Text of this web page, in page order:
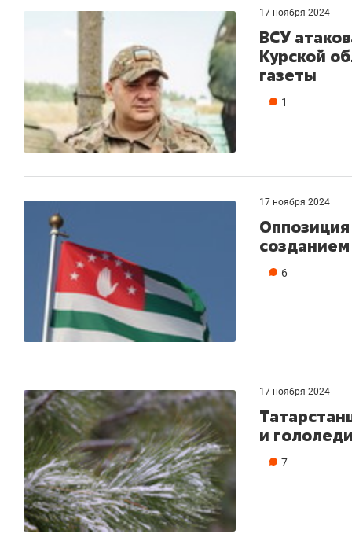
17 ноября 2024
ВСУ
Курской
газеты
1
17 ноября 2024
6
17 ноября 2024
и
7